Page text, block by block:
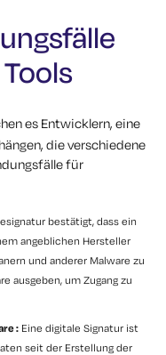
es Entwicklern, eine
die verschiedene
für
bestätigt, dass ein
angeblichen Hersteller
und anderer Malware zu
ausgeben, um Zugang zu
: Eine digitale Signatur ist
seit der Erstellung der